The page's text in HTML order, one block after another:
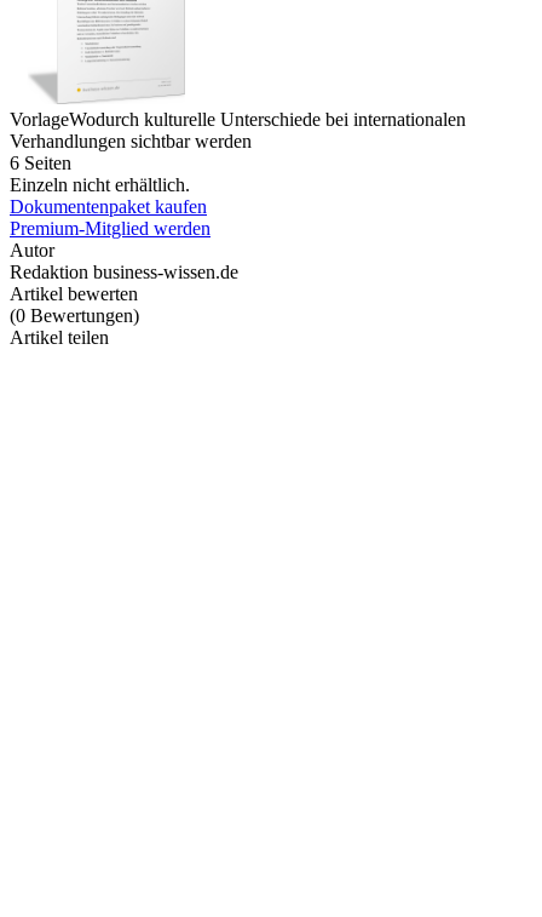
VorlageWodurch kulturelle Unterschiede bei internationalen
Verhandlungen sichtbar werden
6 Seiten
Einzeln nicht erhältlich.
Dokumentenpaket kaufen
Premium-Mitglied werden
Autor
Redaktion business-wissen.de
Artikel bewerten
(0 Bewertungen)
Artikel teilen